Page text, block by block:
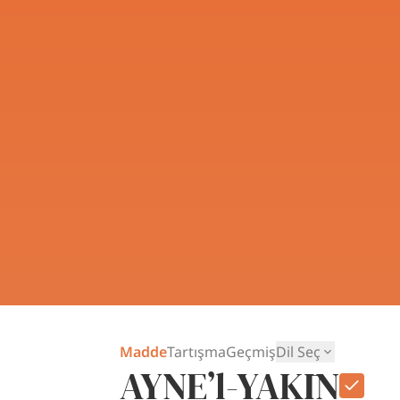
MaddeTartışmaGeçmişDil Seç
AYNE’l-YAKĪN